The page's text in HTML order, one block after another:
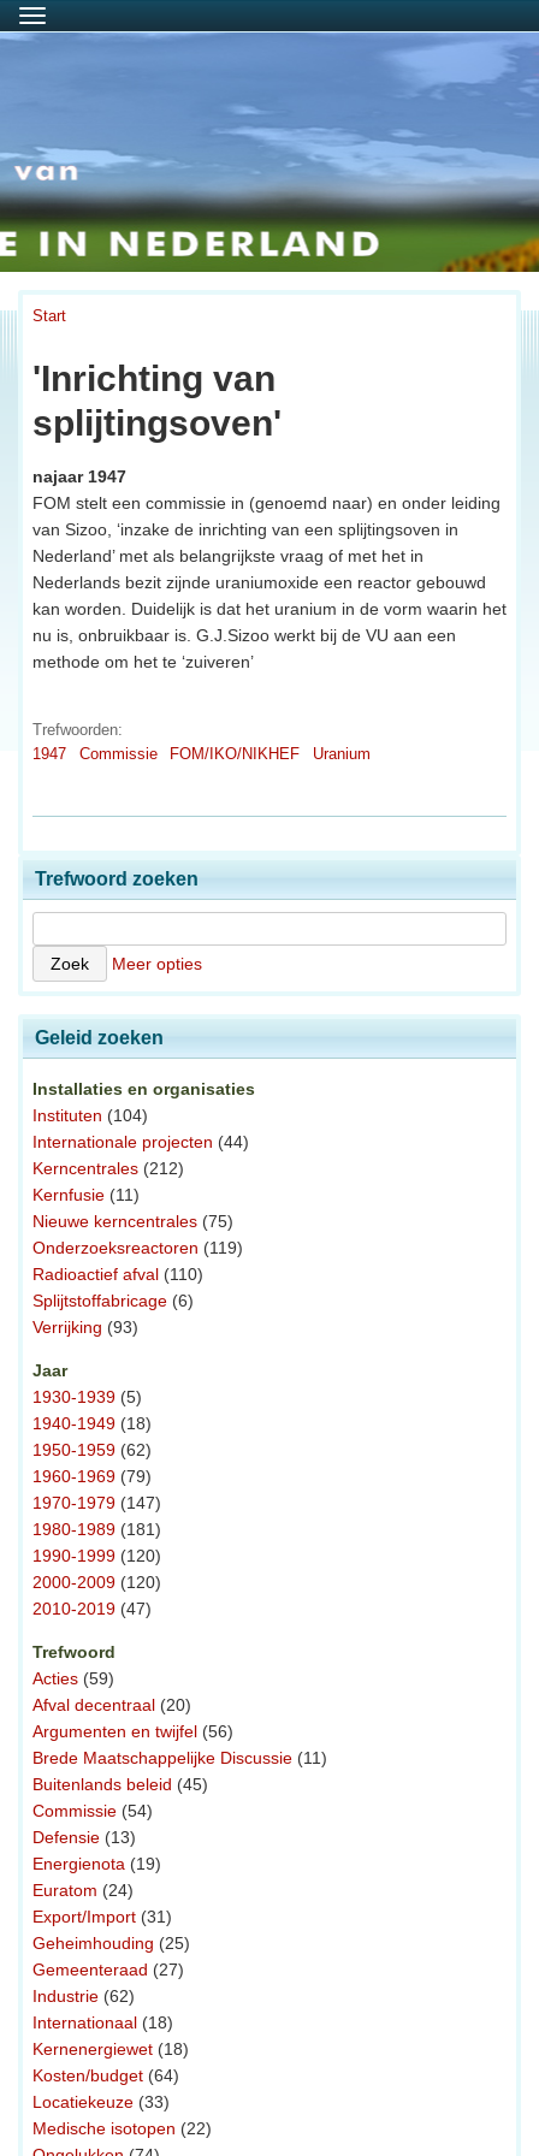
Menu
Start
'Inrichting van
splijtingsoven'
najaar 1947
FOM stelt een commissie in (genoemd naar) en onder leiding
van Sizoo, ‘inzake de inrichting van een splijtingsoven in
Nederland’ met als belangrijkste vraag of met het in
Nederlands bezit zijnde uraniumoxide een reactor gebouwd
kan worden. Duidelijk is dat het uranium in de vorm waarin het
nu is, onbruikbaar is. G.J.Sizoo werkt bij de VU aan een
methode om het te ‘zuiveren’
Trefwoorden:
1947
Commissie FOM/IKO/NIKHEF Uranium
Trefwoord zoeken
Meer opties
Geleid zoeken
Installaties en organisaties
Instituten (104)
Internationale projecten (44)
Kerncentrales (212)
Kernfusie (11)
Nieuwe kerncentrales (75)
Onderzoeksreactoren (119)
Radioactief afval (110)
Splijtstoffabricage (6)
Verrijking (93)
Jaar
1930-1939 (5)
1940-1949 (18)
1950-1959 (62)
1960-1969 (79)
1970-1979 (147)
1980-1989 (181)
1990-1999 (120)
2000-2009 (120)
2010-2019 (47)
Trefwoord
Acties (59)
Afval decentraal (20)
Argumenten en twijfel (56)
Brede Maatschappelijke Discussie (11)
Buitenlands beleid (45)
Commissie (54)
Defensie (13)
Energienota (19)
Euratom (24)
Export/Import (31)
Geheimhouding (25)
Gemeenteraad (27)
Industrie (62)
Internationaal (18)
Kernenergiewet (18)
Kosten/budget (64)
Locatiekeuze (33)
Medische isotopen (22)